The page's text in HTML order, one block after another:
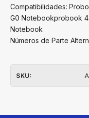
Compatibilidades:
G0 Notebookprobook
Notebook
Números de Parte
SKU: